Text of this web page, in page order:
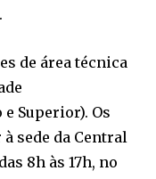
de área técnica
Superior). Os
sede da Central
8h às 17h, no